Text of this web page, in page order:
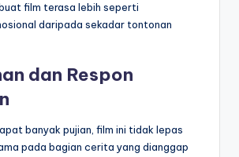
film terasa lebih seperti
daripada sekadar tontonan
dan Respon
banyak pujian, film ini tidak lepas
pada bagian cerita yang dianggap